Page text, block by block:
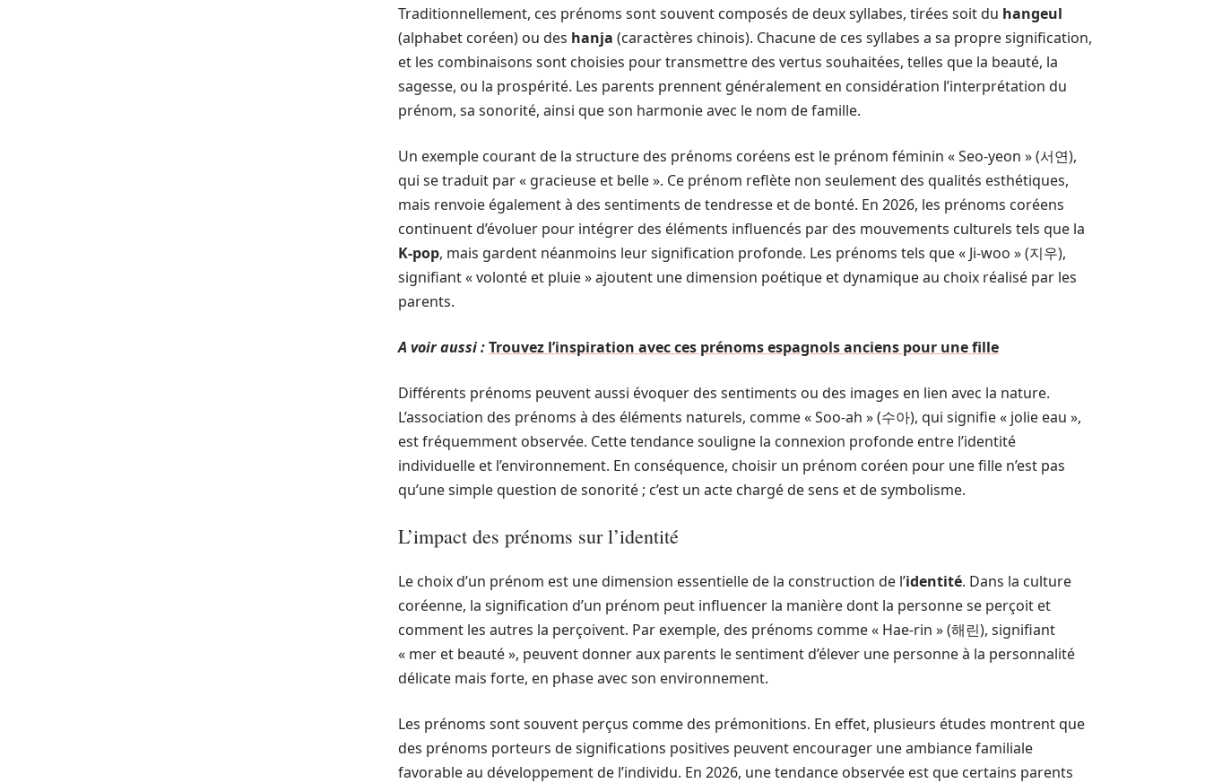
Traditionnellement, ces prénoms sont souvent composés de deux syllabes, tirées soit du hangeul
(alphabet coréen) ou des hanja (caractères chinois). Chacune de ces syllabes a sa propre signification,
et les combinaisons sont choisies pour transmettre des vertus souhaitées, telles que la beauté, la
sagesse, ou la prospérité. Les parents prennent généralement en considération l’interprétation du
prénom, sa sonorité, ainsi que son harmonie avec le nom de famille.
Un exemple courant de la structure des prénoms coréens est le prénom féminin « Seo-yeon » (서연),
qui se traduit par « gracieuse et belle ». Ce prénom reflète non seulement des qualités esthétiques,
mais renvoie également à des sentiments de tendresse et de bonté. En 2026, les prénoms coréens
continuent d’évoluer pour intégrer des éléments influencés par des mouvements culturels tels que la
K-pop, mais gardent néanmoins leur signification profonde. Les prénoms tels que « Ji-woo » (지우),
signifiant « volonté et pluie » ajoutent une dimension poétique et dynamique au choix réalisé par les
parents.
A voir aussi :Trouvez l’inspiration avec ces prénoms espagnols anciens pour une fille
Différents prénoms peuvent aussi évoquer des sentiments ou des images en lien avec la nature.
L’association des prénoms à des éléments naturels, comme « Soo-ah » (수아), qui signifie « jolie eau »,
est fréquemment observée. Cette tendance souligne la connexion profonde entre l’identité
individuelle et l’environnement. En conséquence, choisir un prénom coréen pour une fille n’est pas
qu’une simple question de sonorité ; c’est un acte chargé de sens et de symbolisme.
L’impact des prénoms sur l’identité
Le choix d’un prénom est une dimension essentielle de la construction de l’identité. Dans la culture
coréenne, la signification d’un prénom peut influencer la manière dont la personne se perçoit et
comment les autres la perçoivent. Par exemple, des prénoms comme « Hae-rin » (해린), signifiant
« mer et beauté », peuvent donner aux parents le sentiment d’élever une personne à la personnalité
délicate mais forte, en phase avec son environnement.
Les prénoms sont souvent perçus comme des prémonitions. En effet, plusieurs études montrent que
des prénoms porteurs de significations positives peuvent encourager une ambiance familiale
favorable au développement de l’individu. En 2026, une tendance observée est que certains parents